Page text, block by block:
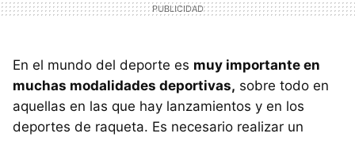
En el mundo del deporte es muy importante en
muchas modalidades deportivas, sobre todo en
aquellas en las que hay lanzamientos y en los
deportes de raqueta. Es necesario realizar un